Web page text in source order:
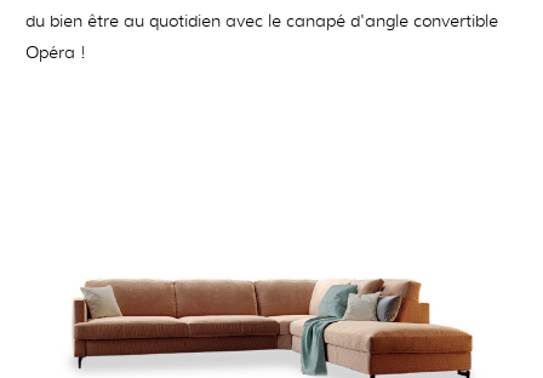
du bien être au quotidien avec le canapé d'angle convertible
Opéra !